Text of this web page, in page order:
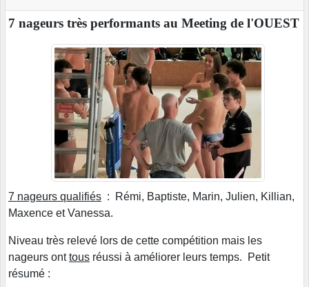
7 nageurs très performants au Meeting de l'OUEST
7 nageurs qualifiés : Rémi, Baptiste, Marin, Julien, Killian,
Maxence et Vanessa.
Niveau très relevé lors de cette compétition mais les
nageurs onttous réussi à améliorer leurs temps. Petit
résumé :